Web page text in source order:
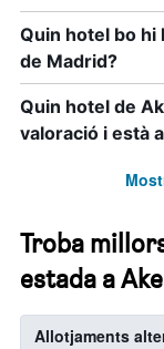
Quin hotel bo hi
de Madrid?
Quin hotel de
valoració i està
Troba
estada a
Allotjaments